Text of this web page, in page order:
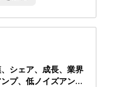
シェア、成長、業界
プ、低ノイズアン